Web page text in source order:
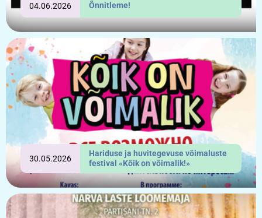
04.06.2026 Õnnitleme!
30.05.2026
Hariduse ja huvitegevuse võimaluste
festival «Kõik on võimalik!»